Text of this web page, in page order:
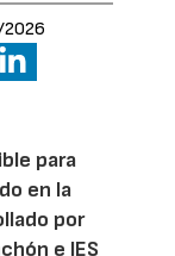
para
en la
por
e IES